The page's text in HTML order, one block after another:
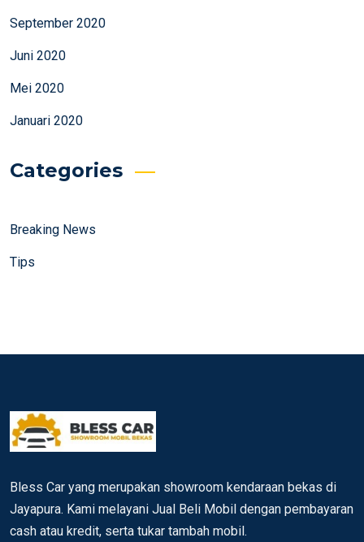
September 2020
Juni 2020
Mei 2020
Januari 2020
Categories
Breaking News
Tips
Bless Car yang merupakan showroom kendaraan bekas di
Jayapura. Kami melayani Jual Beli Mobil dengan pembayaran
cash atau kredit, serta tukar tambah mobil.